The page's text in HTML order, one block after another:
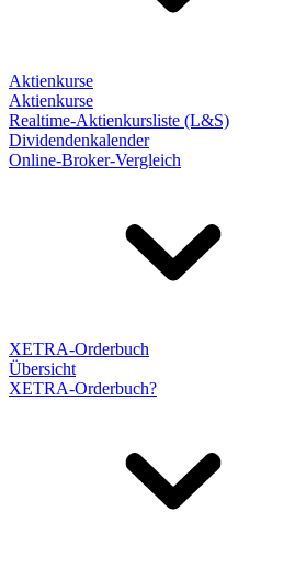
Aktienkurse
Aktienkurse
Realtime-Aktienkursliste (L&S)
Dividendenkalender
Online-Broker-Vergleich
XETRA-Orderbuch
Übersicht
XETRA-Orderbuch?